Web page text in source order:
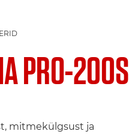
PRO-200S
mitmekülgsust ja